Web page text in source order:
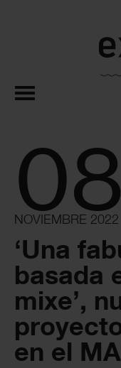
08
NOVIEMBRE 2022
‘Una
basada
mixe’,
en el